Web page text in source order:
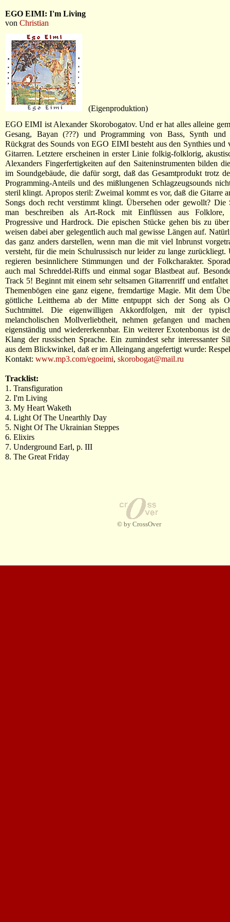
EGO EIMI: I'm Living
von Christian
(Eigenproduktion)
EGO EIMI ist Alexander Skorobogatov. Und er hat alles alleine
Gesang, Bayan (???) und Programming von Bass, Synth und
Rückgrat des Sounds von EGO EIMI besteht aus den Synthies und
Gitarren. Letztere erscheinen in erster Linie folkig-folklorig,
Alexanders Fingerfertigkeiten auf den Saiteninstrumenten bilden
im Soundgebäude, die dafür sorgt, daß das Gesamtprodukt trotz
Programming-Anteils und des mißlungenen Schlagzeugsounds
steril klingt. Apropos steril: Zweimal kommt es vor, daß die Gitarre
Songs doch recht verstimmt klingt. Übersehen oder gewollt? Die
man beschreiben als Art-Rock mit Einflüssen aus Folklore,
Progressive und Hardrock. Die epischen Stücke gehen bis zu
weisen dabei aber gelegentlich auch mal gewisse Längen auf.
das ganz anders darstellen, wenn man die mit viel Inbrunst
versteht, für die mein Schulrussisch nur leider zu lange zurückliegt.
regieren besinnlichere Stimmungen und der Folkcharakter.
auch mal Schreddel-Riffs und einmal sogar Blastbeat auf.
Track 5! Beginnt mit einem sehr seltsamen Gitarrenriff und entfaltet
Themenbögen eine ganz eigene, fremdartige Magie. Mit dem
göttliche Leitthema ab der Mitte entpuppt sich der Song als
Suchtmittel. Die eigenwilligen Akkordfolgen, mit der
melancholischen Mollverliebtheit, nehmen gefangen und
eigenständig und wiedererkennbar. Ein weiterer Exotenbonus ist
Klang der russischen Sprache. Ein zumindest sehr interessanter
aus dem Blickwinkel, daß er im Alleingang angefertigt wurde:
Kontakt: www.mp3.com/egoeimi, skorobogat@mail.ru
Tracklist:
1. Transfiguration
2. I'm Living
3. My Heart Waketh
4. Light Of The Unearthly Day
5. Night Of The Ukrainian Steppes
6. Elixirs
7. Underground Earl, p. III
8. The Great Friday
© by CrossOver